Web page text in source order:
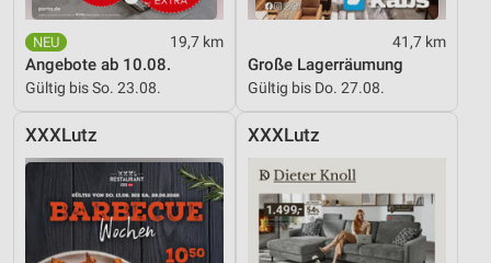
19,7 km
Angebote ab 10.08.
Gültig bis So. 23.08.
41,7 km
Große Lagerräumung
Gültig bis Do. 27.08.
XXXLutz XXXLutz